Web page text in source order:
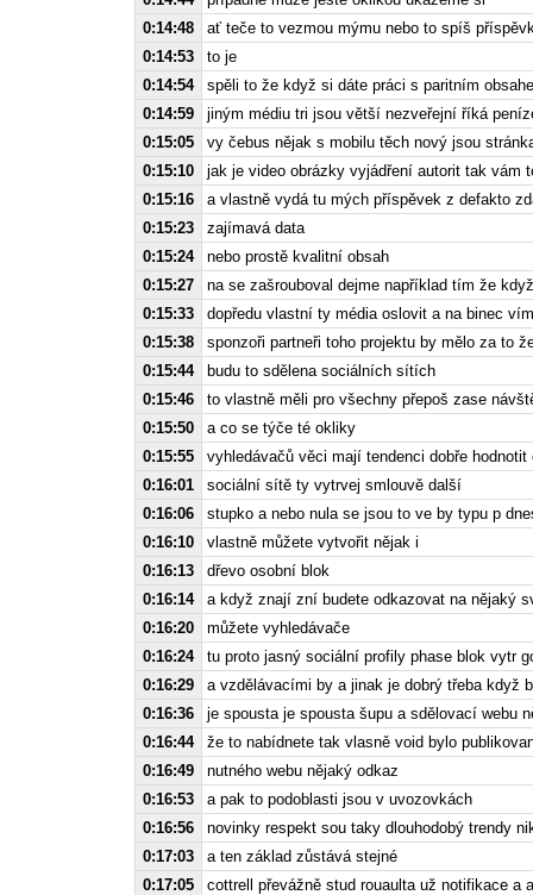
0:14:48
ať teče to vezmou mýmu nebo to spíš
0:14:53
to je
0:14:54
spěli to že když si dáte práci s paritním
0:14:59
jiným médiu tri jsou větší nezveřejní říká
0:15:05
vy čebus nějak s mobilu těch nový jsou
0:15:10
jak je video obrázky vyjádření autorit tak vám
0:15:16
a vlastně vydá tu mých příspěvek z defakto
0:15:23
zajímavá data
0:15:24
nebo prostě kvalitní obsah
0:15:27
na se zašrouboval dejme například tím že
0:15:33
dopředu vlastní ty média oslovit a na binec
0:15:38
sponzoři partneři toho projektu by mělo za to
0:15:44
budu to sdělena sociálních sítích
0:15:46
to vlastně měli pro všechny přepoš zase
0:15:50
a co se týče té okliky
0:15:55
vyhledávačů věci mají tendenci dobře
0:16:01
sociální sítě ty vytrvej smlouvě další
0:16:06
stupko a nebo nula se jsou to ve by typu p
0:16:10
vlastně můžete vytvořit nějak i
0:16:13
dřevo osobní blok
0:16:14
a když znají zní budete odkazovat na nějaký
0:16:20
můžete vyhledávače
0:16:24
tu proto jasný sociální profily phase blok vytr
0:16:29
a vzdělávacími by a jinak je dobrý třeba když
0:16:36
je spousta je spousta šupu a sdělovací webu
0:16:44
že to nabídnete tak vlasně void bylo
0:16:49
nutného webu nějaký odkaz
0:16:53
a pak to podoblasti jsou v uvozovkách
0:16:56
novinky respekt sou taky dlouhodobý trendy
0:17:03
a ten základ zůstává stejné
0:17:05
cottrell převážně stud rouaulta už notifikace a